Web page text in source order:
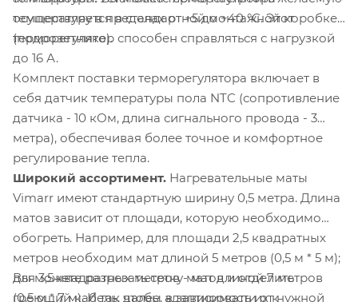
температуру в пределах от +5 до +40 °C. Этот
терморегулятор способен справляться с нагрузкой
до 16 А.
осуществляется в стандартной монтажной коробке
(подрозетнике).
Комплект поставки терморегулятора включает в
себя датчик температуры пола NTC (сопротивление
датчика - 10 кОм, длина сигнального провода - 3
метра), обеспечивая более точное и комфортное
регулирование тепла.
Широкий ассортимент. Нагревательные маты
Vimarr имеют стандартную ширину 0,5 метра. Длина
матов зависит от площади, которую необходимо
обогреть. Например, для площади 2,5 квадратных
метров необходим мат длиной 5 метров (0,5 м * 5 м);
для 3,5 квадратных метров - мат длиной 7 метров
(0,5 м * 7 м). И так далее, в зависимости от нужной
Вы можете разрезать сетку матов и отделить
греющий кабель, чтобы адаптировать их к